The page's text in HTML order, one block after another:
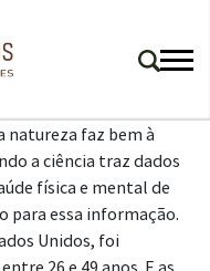
natureza faz bem à
a ciência traz dados
física e mental de
para essa informação.
Unidos, foi